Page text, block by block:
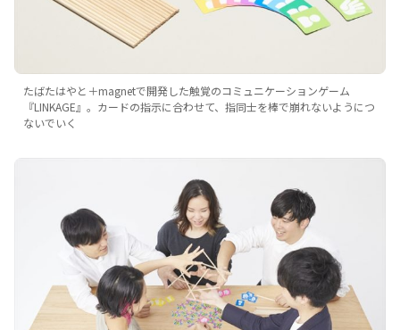
たばたはやと＋magnetで開発した触覚のコミュニケーションゲーム
『LINKAGE』。カードの指示に合わせて、指同士を棒で崩れないようにつ
ないでいく